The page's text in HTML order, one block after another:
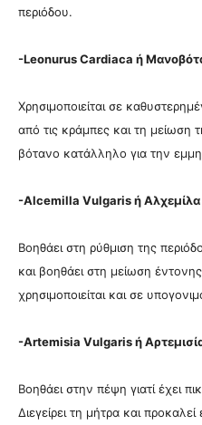
περιόδου.
-Leonurus Cardiaca ή
Χρησιμοποιείται σε
από τις κράμπες και τη μείωση
βότανο κατάλληλο για την
-Alcemilla Vulgaris ή Αλχεμίλα
Βοηθάει στη ρύθμιση της
και βοηθάει στη μείωση
χρησιμοποιείται και σε
-Artemisia Vulgaris ή
Βοηθάει στην πέψη γιατί έχει
Διεγείρει τη μήτρα και